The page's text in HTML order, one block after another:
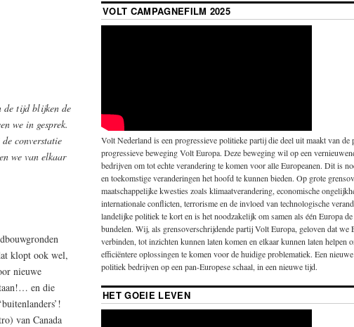
de tijd blijken de
we in gesprek.
converstatie
we van elkaar
klopt ook wel,
nieuwe
en die
van Canada
VOLT CAMPAGNEFILM 2025
Volt Nederland is een progressieve politieke partij die deel uit maakt van de
progressieve beweging Volt Europa. Deze beweging wil op een
bedrijven om tot echte verandering te komen voor alle Europeanen. Dit is
en toekomstige veranderingen het hoofd te kunnen bieden. Op grote
maatschappelijke kwesties zoals klimaatverandering, economische
internationale conflicten, terrorisme en de invloed van technologische
landelijke politiek te kort en is het noodzakelijk om samen als één Europa
bundelen. Wij, als grensoverschrijdende partij Volt Europa, geloven dat we
verbinden, tot inzichten kunnen laten komen en elkaar kunnen laten helpen
efficiëntere oplossingen te komen voor de huidige problematiek. Een
politiek bedrijven op een pan-Europese schaal, in een nieuwe tijd.
HET GOEIE LEVEN